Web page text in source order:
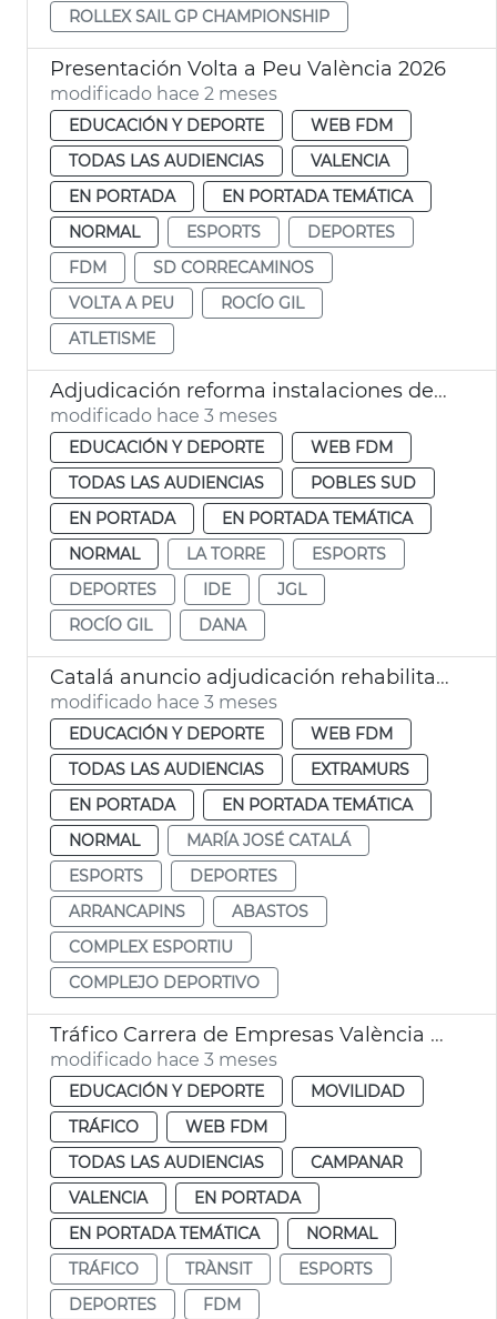
ROLLEX SAIL GP CHAMPIONSHIP
Presentación Volta a Peu València 2026
modificado hace 2 meses
EDUCACIÓN Y DEPORTE
WEB FDM
TODAS LAS AUDIENCIAS
VALENCIA
EN PORTADA
EN PORTADA TEMÁTICA
NORMAL
ESPORTS
DEPORTES
FDM
SD CORRECAMINOS
VOLTA A PEU
ROCÍO GIL
ATLETISME
Adjudicación reforma instalaciones deportivas la Torre València
modificado hace 3 meses
EDUCACIÓN Y DEPORTE
WEB FDM
TODAS LAS AUDIENCIAS
POBLES SUD
EN PORTADA
EN PORTADA TEMÁTICA
NORMAL
LA TORRE
ESPORTS
DEPORTES
IDE
JGL
ROCÍO GIL
DANA
Catalá anuncio adjudicación rehabilitación complejo deportivo Abastos
modificado hace 3 meses
EDUCACIÓN Y DEPORTE
WEB FDM
TODAS LAS AUDIENCIAS
EXTRAMURS
EN PORTADA
EN PORTADA TEMÁTICA
NORMAL
MARÍA JOSÉ CATALÁ
ESPORTS
DEPORTES
ARRANCAPINS
ABASTOS
COMPLEX ESPORTIU
COMPLEJO DEPORTIVO
Tráfico Carrera de Empresas València 2026
modificado hace 3 meses
EDUCACIÓN Y DEPORTE
MOVILIDAD
TRÁFICO
WEB FDM
TODAS LAS AUDIENCIAS
CAMPANAR
VALENCIA
EN PORTADA
EN PORTADA TEMÁTICA
NORMAL
TRÁFICO
TRÀNSIT
ESPORTS
DEPORTES
FDM